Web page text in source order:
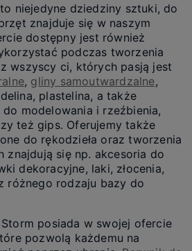
niejedyne dziedziny sztuki, do
znajduje się w naszym
dostępny jest również
podczas tworzenia
wszyscy ci, których pasją jest
, gliny samoutwardzalne,
plastelina, a także
modelowania i rzeźbienia,
też gips. Oferujemy także
do rękodzieła oraz tworzenia
znajdują się np. akcesoria do
dekoracyjne, laki, złocenia,
różnego rodzaju bazy do
Storm posiada w swojej ofercie
pozwolą każdemu na